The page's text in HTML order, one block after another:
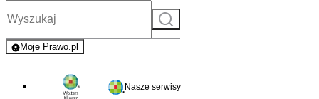
Szukaj
Moje Prawo.pl
- rejestracja i logowanie do serwisu
Nasze serwisy